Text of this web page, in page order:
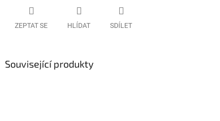
ZEPTAT SE HLÍDAT SDÍLET
Související produkty